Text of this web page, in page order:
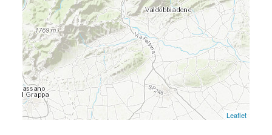
Leaflet